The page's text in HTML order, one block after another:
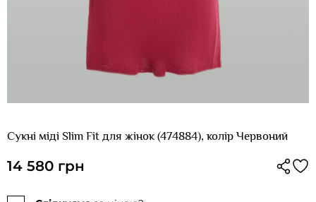
Сукні міді Slim Fit для жінок (474884), колір Червоний
14 580 грн